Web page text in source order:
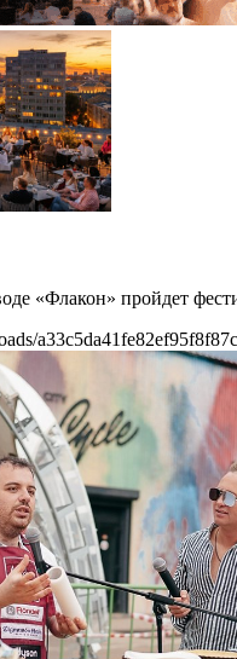
«Флакон» пройдет